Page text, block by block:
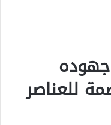
للعناصر